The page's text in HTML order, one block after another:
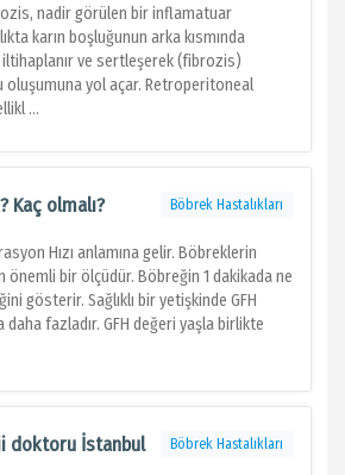
nadir görülen bir inflamatuar
karın boşluğunun arka kısmında
iltihaplanır ve sertleşerek (fibrozis)
yol açar. Retroperitoneal
...
Kaç olmalı? Böbrek Hastalıkları
Hızı anlamına gelir. Böbreklerin
önemli bir ölçüdür. Böbreğin 1 dakikada ne
gösterir. Sağlıklı bir yetişkinde GFH
fazladır. GFH değeri yaşla birlikte
doktoru İstanbul Böbrek Hastalıkları